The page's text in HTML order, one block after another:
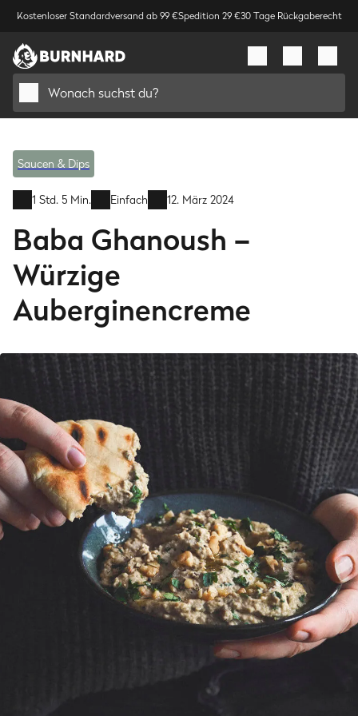
Kostenloser Standardversand ab 99 €Spedition 29 €30 Tage Rückgaberecht
Wonach suchst du?
Saucen & Dips
1 Std. 5 Min. Einfach 12. März 2024
Baba Ghanoush –
Würzige
Auberginencreme